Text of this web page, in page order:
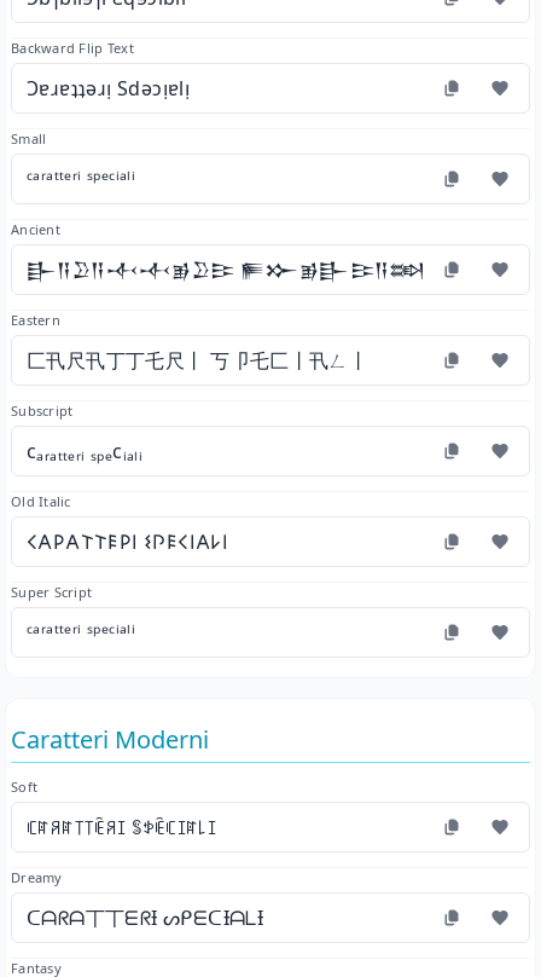
Backward Flip Text
Ɔɐɹɐʇʇǝɹᴉ Sdǝɔᴉɐlᴉ
Small
ᶜᵃʳᵃᵗᵗᵉʳⁱ ˢᵖᵉᶜⁱᵃˡⁱ
Ancient
𒃲𒀀𒊒𒀀𒋾𒋾𒂊𒊒𒄿 𒊓𒁍𒂊𒃲𒄿𒀀𒇷𒄿
Eastern
匚卂尺卂丁丁乇尺丨 丂卩乇匚丨卂ㄥ丨
Subscript
cₐᵣₐₜₜₑᵣᵢ ₛₚₑcᵢₐₗᵢ
Old Italic
𐌂𐌀𐌓𐌀𐌕𐌕𐌄𐌓𐌉 𐌔𐌐𐌄𐌂𐌉𐌀𐌋𐌉
Super Script
ᶜᵃʳᵃᵗᵗᵉʳⁱ ˢᵖᵉᶜⁱᵃˡⁱ
Caratteri Moderni
Soft
ꏸꍏꋪꍏ꓄꓄ꍟꋪꀤ ꌚꉣꍟꏸꀤꍏ꒒ꀤ
Dreamy
ᑕᗩᖇᗩ丅丅ᗴᖇƗ ᔕᑭᗴᑕƗᗩᒪƗ
Fantasy